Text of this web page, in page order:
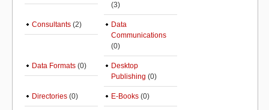
(3)
Consultants (2)
Data
Communications
(0)
Data Formats (0)
Desktop
Publishing (0)
Directories (0) E-Books (0)